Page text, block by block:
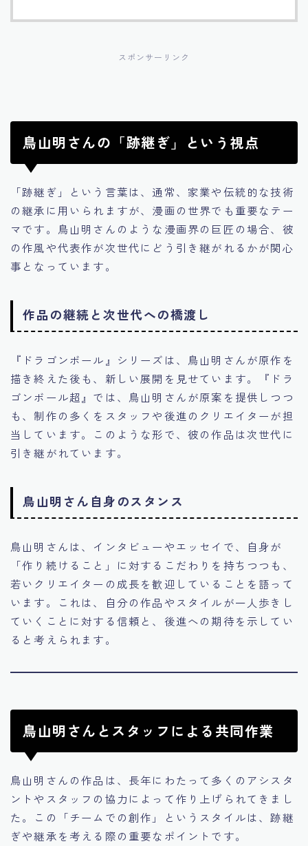
スポンサーリンク
鳥山明さんの「跡継ぎ」という視点
「跡継ぎ」という言葉は、通常、家業や伝統的な技術
の継承に用いられますが、漫画の世界でも重要なテー
マです。鳥山明さんのような漫画界の巨匠の場合、彼
の作風や代表作が次世代にどう引き継がれるかが関心
事となっています。
作品の継続と次世代への橋渡し
『ドラゴンボール』シリーズは、鳥山明さんが原作を
描き終えた後も、新しい展開を見せています。『ドラ
ゴンボール超』では、鳥山明さんが原案を提供しつつ
も、制作の多くをスタッフや後進のクリエイターが担
当しています。このような形で、彼の作品は次世代に
引き継がれています。
鳥山明さん自身のスタンス
鳥山明さんは、インタビューやエッセイで、自身が
「作り続けること」に対するこだわりを持ちつつも、
若いクリエイターの成長を歓迎していることを語って
います。これは、自分の作品やスタイルが一人歩きし
ていくことに対する信頼と、後進への期待を示してい
ると考えられます。
鳥山明さんとスタッフによる共同作業
鳥山明さんの作品は、長年にわたって多くのアシスタ
ントやスタッフの協力によって作り上げられてきまし
た。この「チームでの創作」というスタイルは、跡継
ぎや継承を考える際の重要なポイントです。